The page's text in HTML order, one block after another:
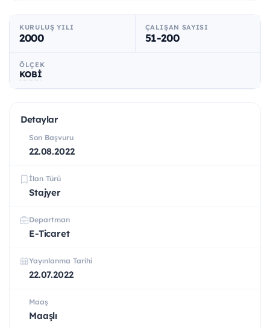
KURULUŞ YILI
2000
ÇALIŞAN SAYISI
51-200
ÖLÇEK
KOBİ
Detaylar
Son Başvuru
22.08.2022
İlan Türü
Stajyer
Departman
E-Ticaret
Yayınlanma Tarihi
22.07.2022
Maaş
Maaşlı